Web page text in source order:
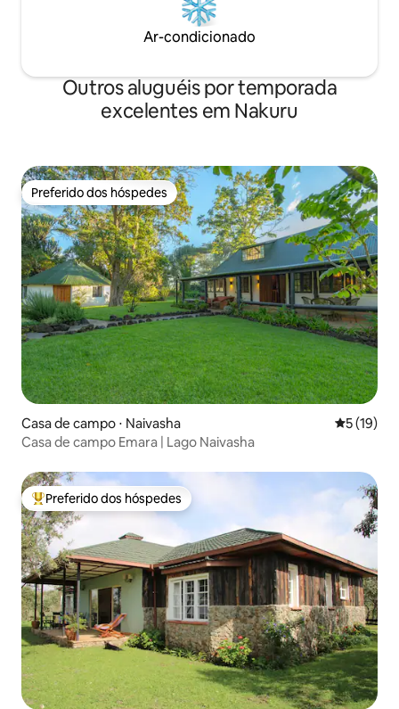
Ar-condicionado
Outros aluguéis por temporada
excelentes em Nakuru
Preferido dos hóspedes
Preferido dos hóspedes
Casa de campo ⋅ Naivasha 5 de uma
5 (19)
Casa de campo Emara | Lago Naivasha
Entre os melhores preferidos dos hóspedes
Preferido dos hóspedes